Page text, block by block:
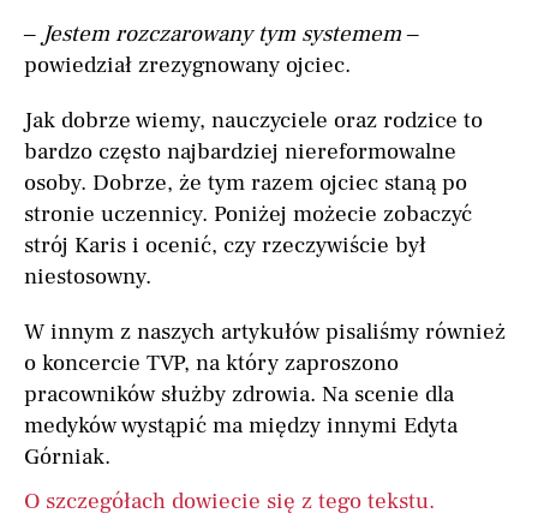
– Jestem rozczarowany tym systemem–
powiedział zrezygnowany ojciec.
Jak dobrze wiemy, nauczyciele oraz rodzice to
bardzo często najbardziej niereformowalne
osoby. Dobrze, że tym razem ojciec staną po
stronie uczennicy. Poniżej możecie zobaczyć
strój Karis i ocenić, czy rzeczywiście był
niestosowny.
W innym z naszych artykułów pisaliśmy również
o koncercie TVP, na który zaproszono
pracowników służby zdrowia. Na scenie dla
medyków wystąpić ma między innymi Edyta
Górniak.
O szczegółach dowiecie się z tego tekstu.